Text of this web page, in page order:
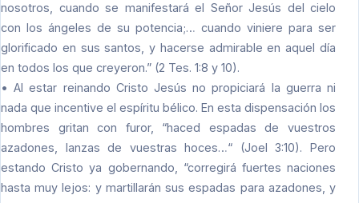
nosotros, cuando se manifestará el Señor Jesús del cielo
con los ángeles de su potencia;… cuando viniere para ser
glorificado en sus santos, y hacerse admirable en aquel día
en todos los que creyeron.” (2 Tes. 1:8 y 10).
• Al estar reinando Cristo Jesús no propiciará la guerra ni
nada que incentive el espíritu bélico. En esta dispensación los
hombres gritan con furor, “haced espadas de vuestros
azadones, lanzas de vuestras hoces…“ (Joel 3:10). Pero
estando Cristo ya gobernando, “corregirá fuertes naciones
hasta muy lejos: y martillarán sus espadas para azadones, y